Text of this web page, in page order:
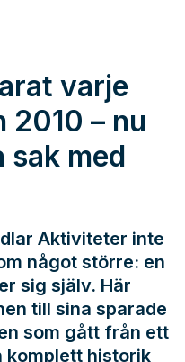
varje
2010 – nu
sak med
Aktiviteter inte
något större: en
sig själv. Här
till sina sparade
som gått från ett
komplett historik